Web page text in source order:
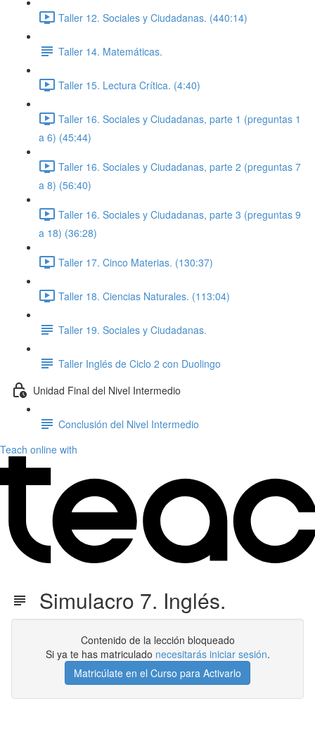
Taller 12. Sociales y Ciudadanas. (440:14)
Taller 14. Matemáticas.
Taller 15. Lectura Crítica. (4:40)
Taller 16. Sociales y Ciudadanas, parte 1 (preguntas 1
a 6) (45:44)
Taller 16. Sociales y Ciudadanas, parte 2 (preguntas 7
a 8) (56:40)
Taller 16. Sociales y Ciudadanas, parte 3 (preguntas 9
a 18) (36:28)
Taller 17. Cinco Materias. (130:37)
Taller 18. Ciencias Naturales. (113:04)
Taller 19. Sociales y Ciudadanas.
Taller Inglés de Ciclo 2 con Duolingo
Unidad Final del Nivel Intermedio
Conclusión del Nivel Intermedio
Teach online with
Simulacro 7. Inglés.
Contenido de la lección bloqueado
Si ya te has matriculado necesitarás iniciar sesión.
Matricúlate en el Curso para Activarlo